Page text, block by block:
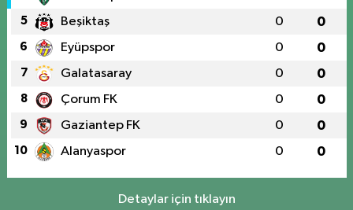
5 Beşiktaş 0 0
6 Eyüpspor 0 0
7 Galatasaray 0 0
8 Çorum FK 0 0
9 Gaziantep FK 0 0
10 Alanyaspor 0 0
Detaylar için tıklayın